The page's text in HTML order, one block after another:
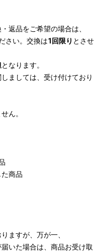
返品をご希望の場合は、
さい。交換は1回限り とさせ
となります。
ましては、受け付けており
ん。
た商品
ますが、万が一、
いた場合は、商品お受け取